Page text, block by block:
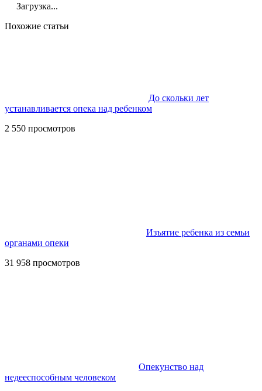
Загрузка...
Похожие статьи
До скольки лет
устанавливается опека над ребенком
2 550 просмотров
Изъятие ребенка из семьи
органами опеки
31 958 просмотров
Опекунство над
недееспособным человеком